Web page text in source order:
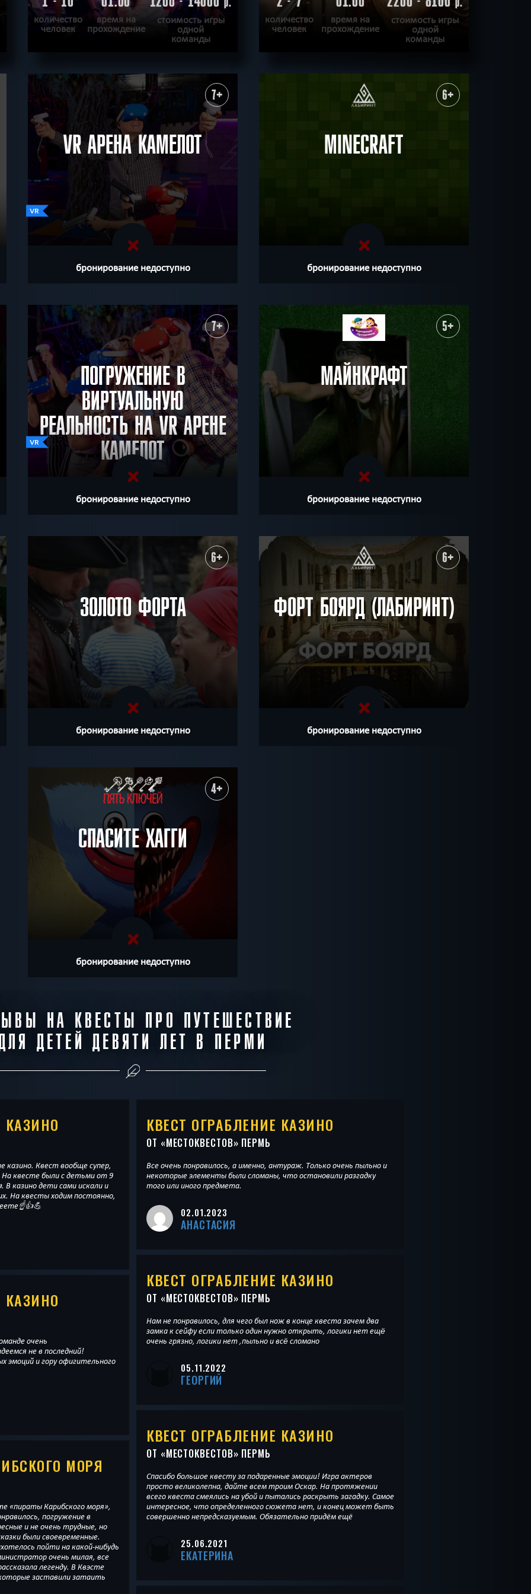
количество
человек
время на
прохождение
стоимость игры
одной
команды
ХОЧУ ПРОЙТИ | КВЕСТ ПРОЙДЕН
количество
человек
время на
прохождение
стоимость игры
одной
команды
|
7+
VR АРЕНА КАМЕЛОТ
бронирование недоступно
6+
MINECRAFT
бронирование недоступно
7+
ПОГРУЖЕНИЕ В
ВИРТУАЛЬНУЮ
РЕАЛЬНОСТЬ НА VR АРЕНЕ
КАМЕЛОТ
бронирование недоступно
5+
МАЙНКРАФТ
бронирование недоступно
6+
ЗОЛОТО ФОРТА
бронирование недоступно
6+
ФОРТ БОЯРД (ЛАБИРИНТ)
бронирование недоступно
4+
СПАСИТЕ ХАГГИ
бронирование недоступно
НА КВЕСТЫ ПРО ПУТЕШЕСТВИЕ
ДЕТЕЙ ДЕВЯТИ ЛЕТ В ПЕРМИ
КАЗИНО
казино. Квест вообще супер,
квесте были с детьми от 9
В казино дети сами искали и
На квесты ходим постоянно,
КАЗИНО
очень
не в последний!
эмоций и гору офигительного
МОРЯ
«пираты Карибского моря»,
погружение в
и не очень трудные, но
были своевременные.
пойти на какой-нибудь
очень милая, все
легенду. В Квэсте
заставили затаить
КВЕСТ ОГРАБЛЕНИЕ КАЗИНО
ОТ «МЕСТОКВЕСТОВ» ПЕРМЬ
Все очень понравилось, а именно, антураж. Только очень пыльно и
некоторые элементы были сломаны, что остановили разгадку
того или иного предмета.
02.01.2023
АНАСТАСИЯ
КВЕСТ ОГРАБЛЕНИЕ КАЗИНО
ОТ «МЕСТОКВЕСТОВ» ПЕРМЬ
Нам не понравилось, для чего был нож в конце квеста зачем два
замка к сейфу если только один нужно открыть, логики нет ещë
очень грязно, логики нет ,пыльно и всë сломано
05.11.2022
ГЕОРГИЙ
КВЕСТ ОГРАБЛЕНИЕ КАЗИНО
ОТ «МЕСТОКВЕСТОВ» ПЕРМЬ
Спасибо большое квесту за подаренные эмоции! Игра актеров
просто великолепна, дайте всем троим Оскар. На протяжении
всего квеста смеялись на убой и пытались раскрыть загадку. Самое
интересное, что определенного сюжета нет, и конец может быть
совершенно непредсказуемым. Обязательно придём ещё
25.06.2021
ЕКАТЕРИНА